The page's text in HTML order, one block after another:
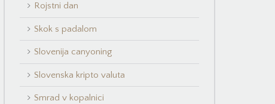
Rojstni dan
Skok s padalom
Slovenija canyoning
Slovenska kripto valuta
Smrad v kopalnici